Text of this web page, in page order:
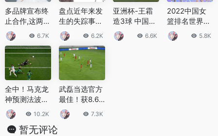
多品牌宣布终
止合作,这两家
直接刚,小S回
应要静静
6.7K
盘点近年来发
生的失踪事件
韩国抓青蛙失
踪少年遗骨被
发现
6.2K
亚洲杯-王霜
造3球 中国女
足3-1逆转越
南晋级世界杯
6.6K
2022中国女
篮排名世界第
几 FIBA国际
篮联更新了女
5.8K
全中！马克龙
神预测法波大
战！法国英格
兰会师八强
10.2K
武磊当选官方
最佳！获8.6
分全场最高，
赛后将绝杀归
7.3K
暂无评论